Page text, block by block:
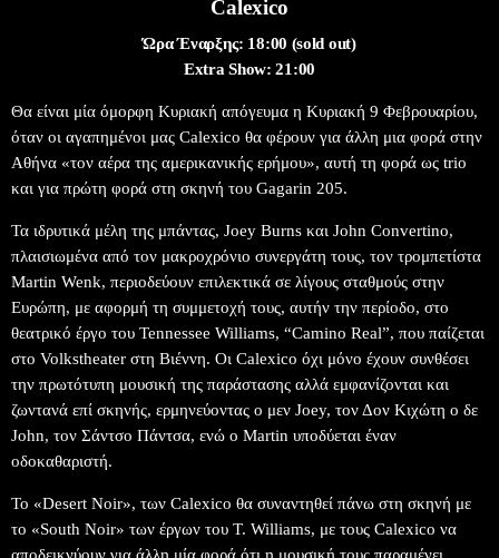
Calexico
Ώρα Έναρξης: 18:00 (sold out)
Extra Show: 21:00
Θα είναι μία όμορφη Κυριακή απόγευμα η Κυριακή 9 Φεβρουαρίου,
όταν οι αγαπημένοι μας Calexico θα φέρουν για άλλη μια φορά στην
Αθήνα «τον αέρα της αμερικανικής ερήμου», αυτή τη φορά ως trio
και για πρώτη φορά στη σκηνή του Gagarin 205.
Τα ιδρυτικά μέλη της μπάντας, Joey Burns και John Convertino,
πλαισιωμένα από τον μακροχρόνιο συνεργάτη τους, τον τρομπετίστα
Martin Wenk, περιοδεύουν επιλεκτικά σε λίγους σταθμούς στην
Ευρώπη, με αφορμή τη συμμετοχή τους, αυτήν την περίοδο, στο
θεατρικό έργο του Tennessee Williams, “Camino Real”, που παίζεται
στο Volkstheater στη Βιέννη. Οι Calexico όχι μόνο έχουν συνθέσει
την πρωτότυπη μουσική της παράστασης αλλά εμφανίζονται και
ζωντανά επί σκηνής, ερμηνεύοντας ο μεν Joey, τον Δον Κιχώτη ο δε
John, τον Σάντσο Πάντσα, ενώ ο Martin υποδύεται έναν
οδοκαθαριστή.
Το «Desert Noir», των Calexico θα συναντηθεί πάνω στη σκηνή με
το «South Noir» των έργων του T. Williams, με τους Calexico να
αποδεικνύουν για άλλη μία φορά ότι η μουσική τους παραμένει